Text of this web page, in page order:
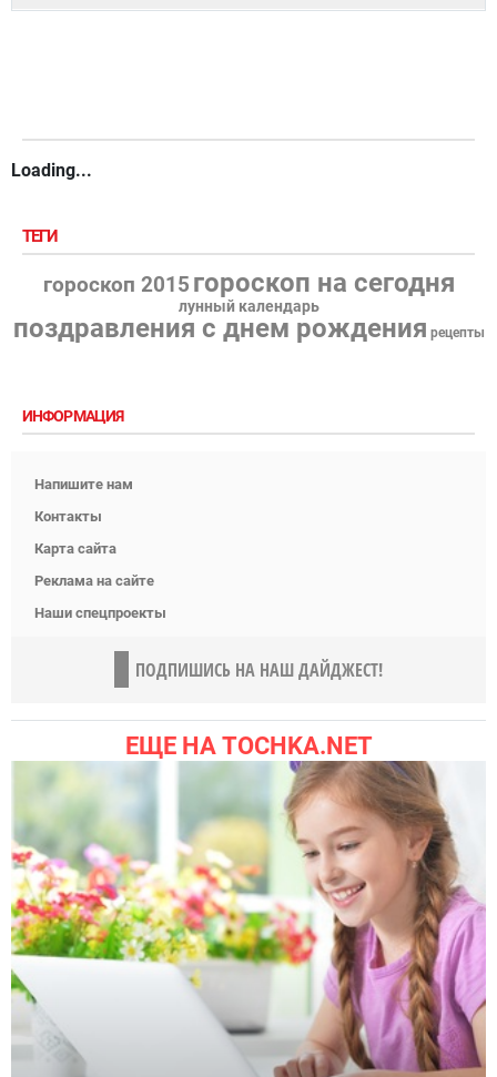
Loading...
ТЕГИ
гороскоп 2015 гороскоп на сегодня
лунный календарь
поздравления с днем рождения рецепты
ИНФОРМАЦИЯ
Напишите нам
Контакты
Карта сайта
Реклама на сайте
Наши спецпроекты
ПОДПИШИСЬ НА НАШ ДАЙДЖЕСТ!
ЕЩЕ НА TOCHKA.NET